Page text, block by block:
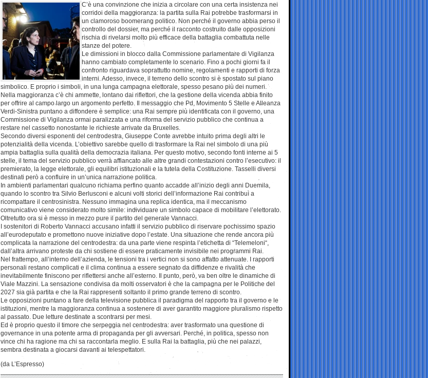
C’è una convinzione che inizia a circolare con una certa insistenza nei
corridoi della maggioranza: la partita sulla Rai potrebbe trasformarsi in
un clamoroso boomerang politico. Non perché il governo abbia perso il
controllo del dossier, ma perché il racconto costruito dalle opposizioni
rischia di rivelarsi molto più efficace della battaglia combattuta nelle
stanze del potere.
Le dimissioni in blocco dalla Commissione parlamentare di Vigilanza
hanno cambiato completamente lo scenario. Fino a pochi giorni fa il
confronto riguardava soprattutto nomine, regolamenti e rapporti di forza
interni. Adesso, invece, il terreno dello scontro si è spostato sul piano
simbolico. E proprio i simboli, in una lunga campagna elettorale, spesso pesano più dei numeri.
Nella maggioranza c’è chi ammette, lontano dai riflettori, che la gestione della vicenda abbia finito
per offrire al campo largo un argomento perfetto. Il messaggio che Pd, Movimento 5 Stelle e Alleanza
Verdi-Sinistra puntano a diffondere è semplice: una Rai sempre più identificata con il governo, una
Commissione di Vigilanza ormai paralizzata e una riforma del servizio pubblico che continua a
restare nel cassetto nonostante le richieste arrivate da Bruxelles.
Secondo diversi esponenti del centrodestra, Giuseppe Conte avrebbe intuito prima degli altri le
potenzialità della vicenda. L’obiettivo sarebbe quello di trasformare la Rai nel simbolo di una più
ampia battaglia sulla qualità della democrazia italiana. Per questo motivo, secondo fonti interne ai 5
stelle, il tema del servizio pubblico verrà affiancato alle altre grandi contestazioni contro l’esecutivo: il
premierato, la legge elettorale, gli equilibri istituzionali e la tutela della Costituzione. Tasselli diversi
destinati però a confluire in un’unica narrazione politica.
In ambienti parlamentari qualcuno richiama perfino quanto accadde all’inizio degli anni Duemila,
quando lo scontro tra Silvio Berlusconi e alcuni volti storici dell’informazione Rai contribuì a
ricompattare il centrosinistra. Nessuno immagina una replica identica, ma il meccanismo
comunicativo viene considerato molto simile: individuare un simbolo capace di mobilitare l’elettorato.
Oltretutto ora si è messo in mezzo pure il partito del generale Vannacci.
I sostenitori di Roberto Vannacci accusano infatti il servizio pubblico di riservare pochissimo spazio
all’eurodeputato e promettono nuove iniziative dopo l’estate. Una situazione che rende ancora più
complicata la narrazione del centrodestra: da una parte viene respinta l’etichetta di “Telemeloni“,
dall’altra arrivano proteste da chi sostiene di essere praticamente invisibile nei programmi Rai.
Nel frattempo, all’interno dell’azienda, le tensioni tra i vertici non si sono affatto attenuate. I rapporti
personali restano complicati e il clima continua a essere segnato da diffidenze e rivalità che
inevitabilmente finiscono per riflettersi anche all’esterno. Il punto, però, va ben oltre le dinamiche di
Viale Mazzini. La sensazione condivisa da molti osservatori è che la campagna per le Politiche del
2027 sia già partita e che la Rai rappresenti soltanto il primo grande terreno di scontro.
Le opposizioni puntano a fare della televisione pubblica il paradigma del rapporto tra il governo e le
istituzioni, mentre la maggioranza continua a sostenere di aver garantito maggiore pluralismo rispetto
al passato. Due letture destinate a scontrarsi per mesi.
Ed è proprio questo il timore che serpeggia nel centrodestra: aver trasformato una questione di
governance in una potente arma di propaganda per gli avversari. Perché, in politica, spesso non
vince chi ha ragione ma chi sa raccontarla meglio. E sulla Rai la battaglia, più che nei palazzi,
sembra destinata a giocarsi davanti ai telespettatori.
(da L’Espresso)